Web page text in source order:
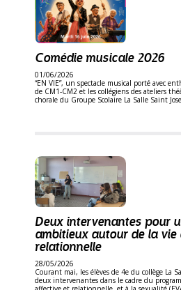
Comédie musicale 2026
01/06/2026
“EN VIE”, un spectacle musical porté avec
de CM1-CM2 et les collégiens des ateliers
chorale du Groupe Scolaire La Salle Saint
Deux intervenantes pour
ambitieux autour de la
relationnelle
28/05/2026
Courant mai, les élèves de 4e du collège La
deux intervenantes dans le cadre du